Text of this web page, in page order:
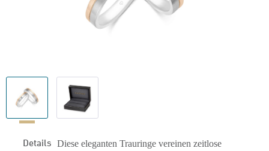
Details Diese eleganten Trauringe vereinen zeitlose